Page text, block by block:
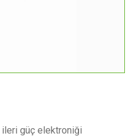
güç elektroniği